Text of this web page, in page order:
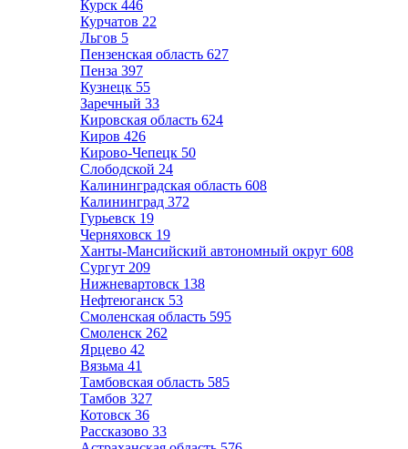
Курск 446
Курчатов 22
Льгов 5
Пензенская область 627
Пенза 397
Кузнецк 55
Заречный 33
Кировская область 624
Киров 426
Кирово-Чепецк 50
Слободской 24
Калининградская область 608
Калининград 372
Гурьевск 19
Черняховск 19
Ханты-Мансийский автономный округ 608
Сургут 209
Нижневартовск 138
Нефтеюганск 53
Смоленская область 595
Смоленск 262
Ярцево 42
Вязьма 41
Тамбовская область 585
Тамбов 327
Котовск 36
Рассказово 33